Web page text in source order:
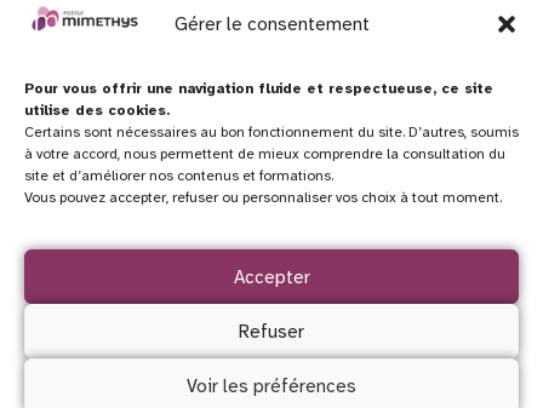
Gérer le consentement
Pour vous offrir une navigation fluide et respectueuse, ce site
utilise des cookies.
Certains sont nécessaires au bon fonctionnement du site. D’autres, soumis
à votre accord, nous permettent de mieux comprendre la consultation du
site et d’améliorer nos contenus et formations.
Vous pouvez accepter, refuser ou personnaliser vos choix à tout moment.
Accepter
Refuser
Voir les préférences